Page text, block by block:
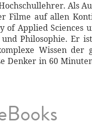
Als
Filme auf allen
Applied Sciences
Philosophie. Er
Wissen der
Denker in 60